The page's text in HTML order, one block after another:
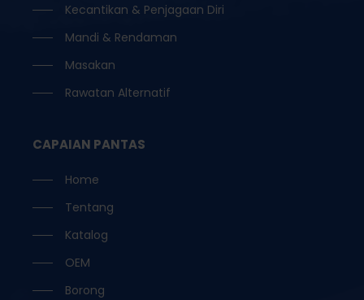
Kecantikan & Penjagaan Diri
Mandi & Rendaman
Masakan
Rawatan Alternatif
CAPAIAN PANTAS
Home
Tentang
Katalog
OEM
Borong